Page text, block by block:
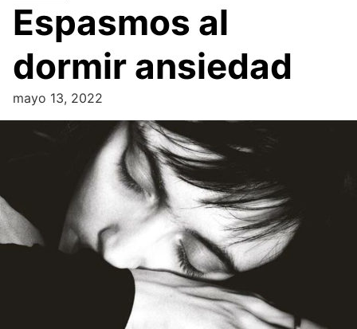
Espasmos al
dormir ansiedad
mayo 13, 2022